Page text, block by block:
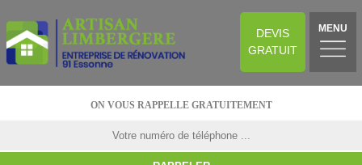
DEVIS
GRATUIT
MENU
ON VOUS RAPPELLE GRATUITEMENT